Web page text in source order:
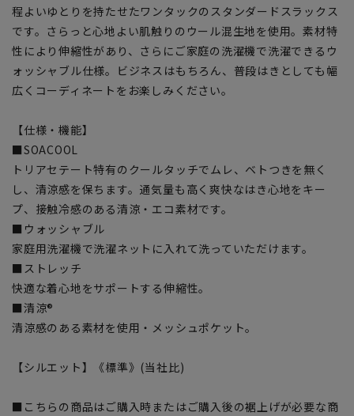
程よいゆとりを持たせたワンタックのスタンダードスラックス
です。さらっと心地よい肌触りのウール混生地を使用。素材特
性により伸縮性があり、さらにご家庭の洗濯機で洗濯できるウ
ォッシャブル仕様。ビジネスはもちろん、普段はきとしても幅
広くコーディネートをお楽しみください。
【仕様・機能】
■SOACOOL
トリアセテート特有のクールタッチでムレ、ベトつきを無く
し、清涼感を保ちます。通気量も高く爽快なはき心地をキー
プ、接触冷感のある清涼・エコ素材です。
■ウォッシャブル
家庭用洗濯機で洗濯ネットに入れて洗っていただけます。
■ストレッチ
快適な着心地をサポートする伸縮性。
■清涼®
清涼感のある素材を使用・メッシュポケット。
【シルエット】《標準》(当社比)
■こちらの商品はご購入時またはご購入後の裾上げが必要な商